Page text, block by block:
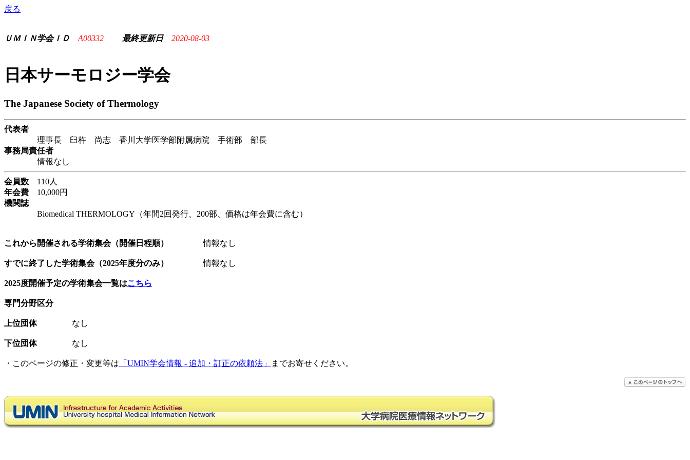
戻る
ＵＭＩＮ学会ＩＤ A00332 最終更新日 2020-08-03
日本サーモロジー学会
The Japanese Society of Thermology
代表者
理事長 臼杵 尚志 香川大学医学部附属病院 手術部 部長
事務局責任者
情報なし
会員数 110人
年会費 10,000円
機関誌
Biomedical THERMOLOGY（年間2回発行、200部、価格は年会費に含む）
これから開催される学術集会（開催日程順） 情報なし
すでに終了した学術集会（2025年度分のみ） 情報なし
2025度開催予定の学術集会一覧はこちら
専門分野区分
上位団体なし
下位団体なし
・このページの修正・変更等は 「UMIN学会情報 - 追加・訂正の依頼法」 までお寄せください。